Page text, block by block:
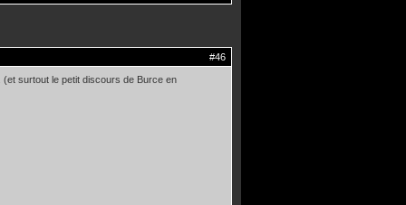
#46
(et surtout le petit discours de Burce en